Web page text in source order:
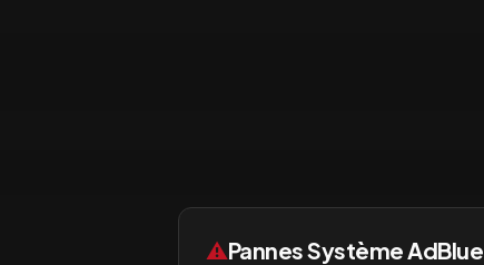
⚠️Pannes Système AdBlue